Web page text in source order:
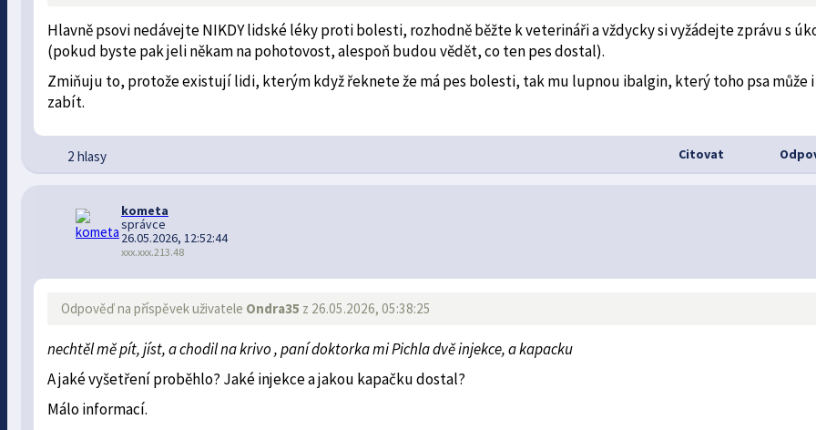
Hlavně psovi nedávejte NIKDY lidské léky proti bolesti, rozhodně běžte k veterináři a vždycky si vyžádejte zprávu s
(pokud byste pak jeli někam na pohotovost, alespoň budou vědět, co ten pes dostal).
Zmiňuju to, protože existují lidi, kterým když řeknete že má pes bolesti, tak mu lupnou ibalgin, který toho psa může i
zabít.
2 hlasy Citovat
kometa
správce
26.05.2026, 12:52:44
xxx.xxx.213.48
Odpověď na příspěvek uživatele Ondra35 z 26.05.2026, 05:38:25
nechtěl mě pít, jíst, a chodil na krivo , paní doktorka mi Pichla dvě injekce, a kapacku
A jaké vyšetření proběhlo? Jaké injekce a jakou kapačku dostal?
Málo informací.